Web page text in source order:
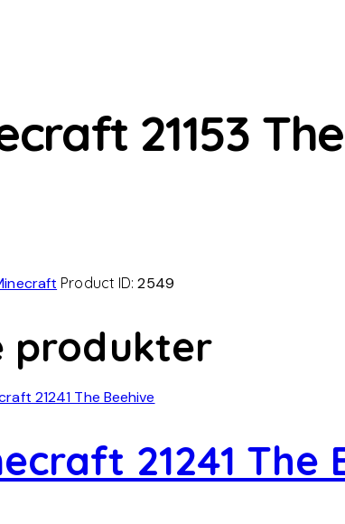
21153
Product ID:2549
produkter
21241 The